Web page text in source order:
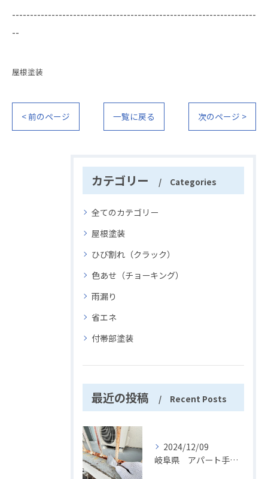
--------------------------------------------------------------------
--
屋根塗装
< 前のページ 一覧に戻る 次のページ >
カテゴリー Categories
全てのカテゴリー
屋根塗装
ひび割れ（クラック）
色あせ（チョーキング）
雨漏り
省エネ
付帯部塗装
最近の投稿 Recent Posts
2024/12/09
岐阜県 アパート手摺塗装